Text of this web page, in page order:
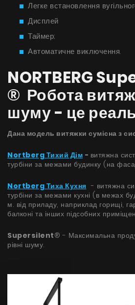
Легке встановлення
Дисплей
Таймер;
Автоматичне виключення.
NORTBERG
® Робота
шуму - це
Дана модель витяжки сумісна з
Nortberg Тихий Дім - витяжна
турбіни за межами будинку (на
Nortberg Тиха Кухня - витяжна
турбіни за межами кухні (в межах
м. від приладу, наприклад горищі,
балконі та інших підсобних
Supersilent® - Максимальна
рівні шуму.